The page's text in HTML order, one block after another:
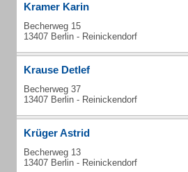
Kramer Karin
Becherweg 15
13407 Berlin - Reinickendorf
Krause Detlef
Becherweg 37
13407 Berlin - Reinickendorf
Krüger Astrid
Becherweg 13
13407 Berlin - Reinickendorf